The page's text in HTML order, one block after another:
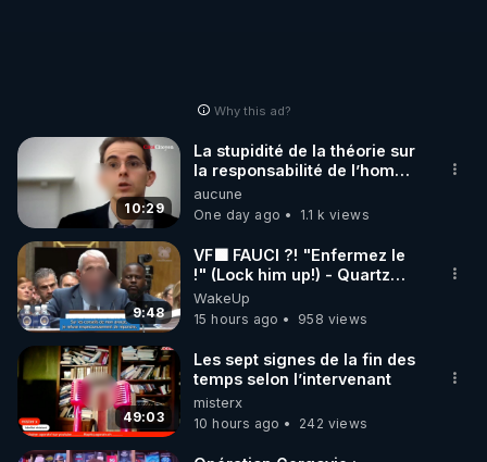
Why this ad?
10:29
La stupidité de la théorie sur
la responsabilité de l’homme
concernant le dioxyde de
carbone.
aucune
One day ago
1.1 k views
9:48
VF🟩 FAUCI ?! "Enfermez le
!" (Lock him up!) - Quartz
Traduction
WakeUp
15 hours ago
958 views
49:03
Les sept signes de la fin des
temps selon l’intervenant
misterx
10 hours ago
242 views